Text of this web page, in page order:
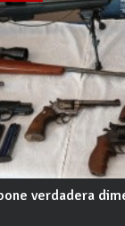
verdadera